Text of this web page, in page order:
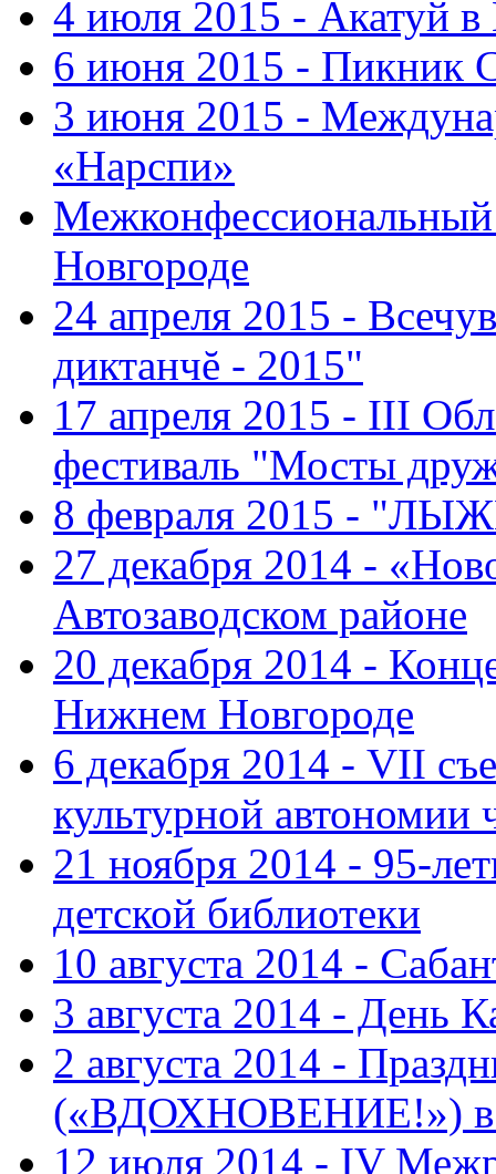
4 июля 2015 - Акатуй
6 июня 2015 - Пикник
3 июня 2015 -
«Нарспи»
Новгороде
24 апреля 2015 -
диктанчĕ - 2015"
17 апреля 2015 - III
фестиваль "Мосты
8 февраля 2015 -
27 декабря 2014 -
Автозаводском районе
20 декабря 2014 -
Нижнем Новгороде
6 декабря 2014 - VII
культурной автономии
21 ноября 2014 - 95-
детской библиотеки
10 августа 2014 -
3 августа 2014 - День
2 августа 2014 -
(«ВДОХНОВЕНИЕ!») в
12 июля 2014 - IV